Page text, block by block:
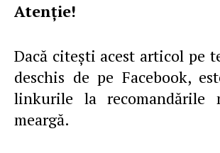
Atenţie!
Dacă citeşti acest articol pe
deschis de pe Facebook,
linkurile la recomandările
meargă.